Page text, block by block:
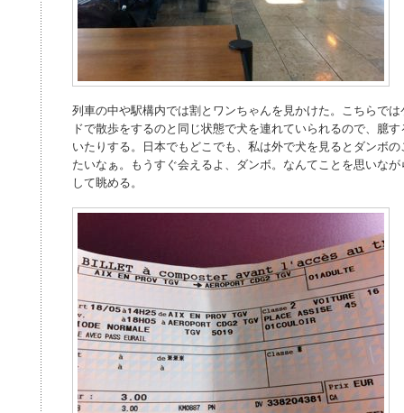
列車の中や駅構内では割とワンちゃんを見かけた。こちらで
ドで散歩をするのと同じ状態で犬を連れていられるので、臆
いたりする。日本でもどこでも、私は外で犬を見るとダンボ
たいなぁ。もうすぐ会えるよ、ダンボ。なんてことを思いな
して眺める。